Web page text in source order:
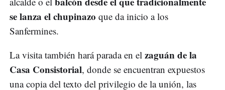
se lanza el chupinazo que da inicio a los
Sanfermines.
La visita también hará parada en el zaguán de la
Casa Consistorial, donde se encuentran expuestos
una copia del texto del privilegio de la unión, las